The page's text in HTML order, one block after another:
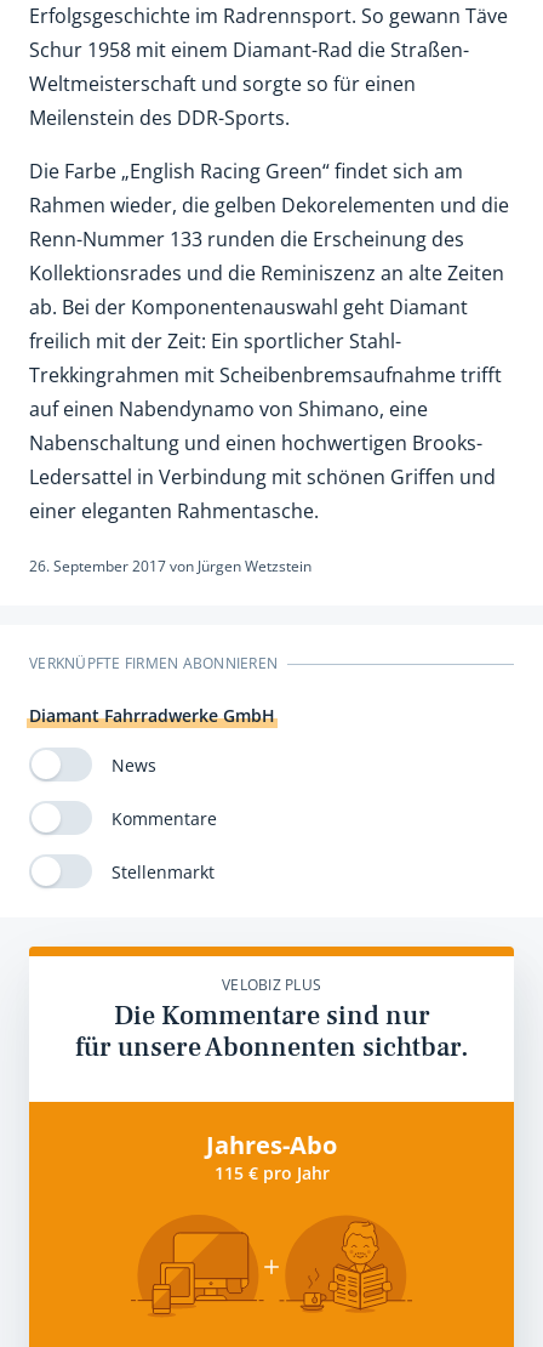
Erfolgsgeschichte im Radrennsport. So gewann Täve
Schur 1958 mit einem Diamant-Rad die Straßen-
Weltmeisterschaft und sorgte so für einen
Meilenstein des DDR-Sports.
Die Farbe „English Racing Green“ findet sich am
Rahmen wieder, die gelben Dekorelementen und die
Renn-Nummer 133 runden die Erscheinung des
Kollektionsrades und die Reminiszenz an alte Zeiten
ab. Bei der Komponentenauswahl geht Diamant
freilich mit der Zeit: Ein sportlicher Stahl-
Trekkingrahmen mit Scheibenbremsaufnahme trifft
auf einen Nabendynamo von Shimano, eine
Nabenschaltung und einen hochwertigen Brooks-
Ledersattel in Verbindung mit schönen Griffen und
einer eleganten Rahmentasche.
26. September 2017von Jürgen Wetzstein
VERKNÜPFTE FIRMEN ABONNIEREN
Diamant Fahrradwerke GmbH
News
Kommentare
Stellenmarkt
VELOBIZ PLUS
Die Kommentare sind nur
für unsere Abonnenten sichtbar.
Jahres-Abo
115 € pro Jahr